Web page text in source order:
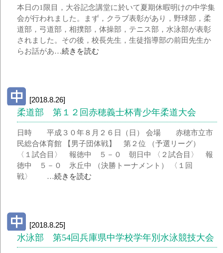
本日の1限目，大谷記念講堂に於いて夏期休暇明けの中学集
会が行われました。まず，クラブ表彰があり，野球部，柔
道部，弓道部，相撲部，体操部，テニス部，水泳部が表彰
されました。その後，校長先生，生徒指導部の前田先生か
らお話があ…続きを読む
[2018.8.26]
柔道部 第１２回赤穂義士杯青少年柔道大会
日時 平成３０年８月２６日（日） 会場 赤穂市立市
民総合体育館 【男子団体戦】 第２位 （予選リーグ）
〈１試合目〉 報徳中 ５－０ 朝日中 〈２試合目〉 報
徳中 ５－０ 氷丘中 （決勝トーナメント） 〈１回
戦〉 …続きを読む
[2018.8.25]
水泳部 第54回兵庫県中学校学年別水泳競技大会